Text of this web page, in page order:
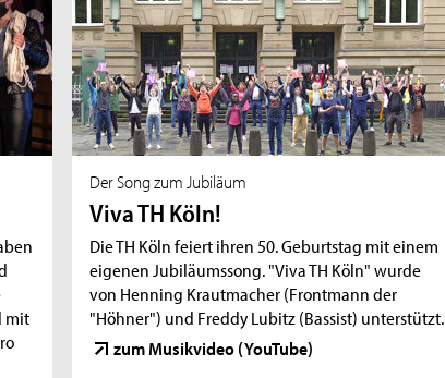
mit
Der Song zum Jubiläum
Viva TH Köln!
Die TH Köln feiert ihren 50. Geburtstag mit einem
eigenen Jubiläumssong. "Viva TH Köln" wurde
von Henning Krautmacher (Frontmann der
"Höhner") und Freddy Lubitz (Bassist) unterstützt.
zum Musikvideo (YouTube)